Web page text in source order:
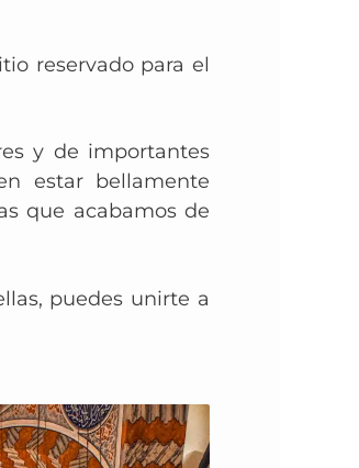
reservado para el
y de importantes
estar bellamente
que acabamos de
puedes unirte a